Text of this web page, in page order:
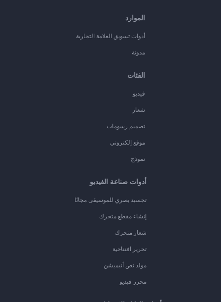
الموارد
أدوات تسويق العلامة التجارية
مدونة
الفئات
فيديو
شعار
تصميم رسومات
موقع إلكتروني
نموذج
أدوات صناعة الفيديو
تجسيد بصري للموسيقى مجانًا
إنشاء مقطع متحرك
شعار متحرك
تحرير افتتاحية
مولد نص أنيميشن
محرر فيديو